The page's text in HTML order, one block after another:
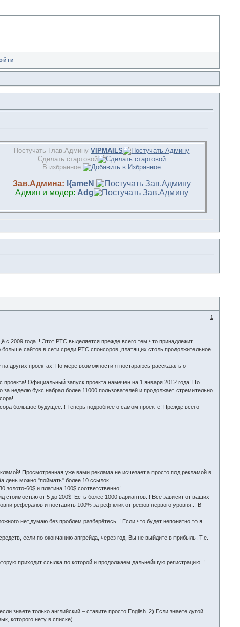
Постучать Глав.АдминуVIPMAILS
Сделать стартовой
В избранное
Зав.Админа: l{ameN
Админ и модер: Adg
1
с 2009 года..! Этот РТС выделяется прежде всего тем,что принадлежит
сайтов в сети среди РТС спонсоров ,платящих столь продолжительное
других проектах! По мере возможности я постараюсь рассказать о
Официальный запуск проекта намечен на 1 января 2012 года! По
неделю букс набрал более 11000 пользователей и продолжает стремительно
большое будущее..! Теперь подробнее о самом проекте! Прежде всего
Просмотренная уже вами реклама не исчезает,а просто под рекламой в
день можно "поймать" более 10 ссылок!
60$ и платина 100$ соответственно!
от 5 до 200$! Есть более 1000 вариантов..! Всё зависит от ваших
рефералов и поставить 100% за реф.клик от рефов первого уровня..! В
нет,думаю без проблем разберётесь..! Если что будет непонятно,то я
если по окончанию апгрейда, через год, Вы не выйдите в прибыль. Т.е.
приходит ссылка по которой и продолжаем дальнейшую регистрацию..!
знаете только английский – ставите просто English. 2) Если знаете дугой
которого нету в списке).